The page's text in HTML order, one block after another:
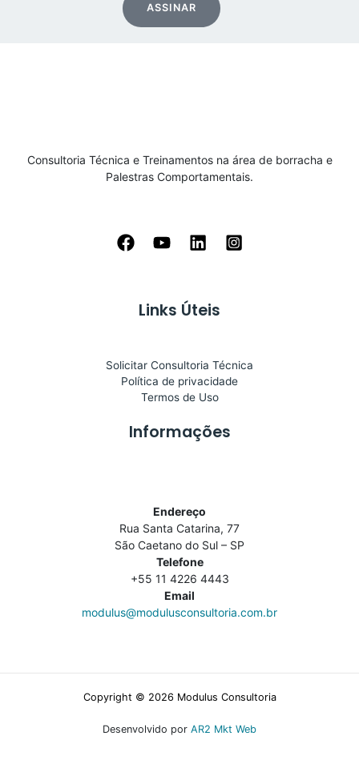
ASSINAR
Consultoria Técnica e Treinamentos na área de borracha e
Palestras Comportamentais.
Links Úteis
Solicitar Consultoria Técnica
Política de privacidade
Termos de Uso
Informações
Endereço
Rua Santa Catarina, 77
São Caetano do Sul – SP
Telefone
+55 11 4226 4443
Email
modulus@modulusconsultoria.com.br
Copyright © 2026 Modulus Consultoria
Desenvolvido por AR2 Mkt Web